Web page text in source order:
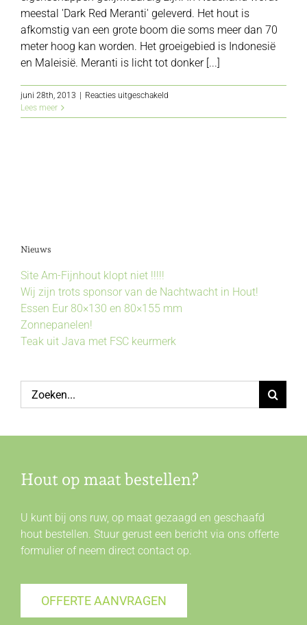
meestal 'Dark Red Meranti' geleverd. Het hout is
afkomstig van een grote boom die soms meer dan 70
meter hoog kan worden. Het groeigebied is Indonesië
en Maleisië. Meranti is licht tot donker [...]
juni 28th, 2013 | Reacties uitgeschakeld
Lees meer
Nieuws
Site Am-Fijnhout klopt niet !!!!!
Wij zijn trots sponsor van de Nachtwacht in Hout!
Essen Eur 80×130 en 80×155 mm
Zonnepanelen!
Teak uit Java met FSC keurmerk
Zoeken
naar:
Hout op maat bestellen?
U kunt bij ons ruw, op maat gezaagd en geschaafd
hout bestellen. Stuur gerust een bericht via ons offerte
formulier of neem direct contactop.
OFFERTE AANVRAGEN